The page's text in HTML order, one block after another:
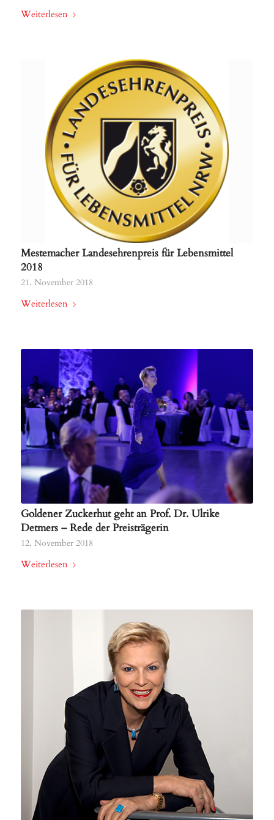
Weiterlesen
Mestemacher Landesehrenpreis für Lebensmittel
2018
21. November 2018
Weiterlesen
Goldener Zuckerhut geht an Prof. Dr. Ulrike
Detmers – Rede der Preisträgerin
12. November 2018
Weiterlesen